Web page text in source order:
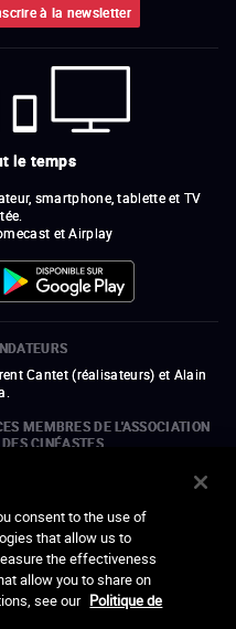
à la newsletter
le temps
smartphone, tablette et TV
et Airplay
Cantet (réalisateurs) et Alain
MEMBRES DE L'ASSOCIATION
CINÉASTES
Hazanavicius (représentant de
(représentant de la SRF)
LA CINÉMATHÈQUE
consent to the use of
that allow us to
the effectiveness
allow you to share on
see our Politique de